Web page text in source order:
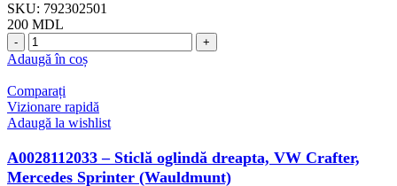
SKU: 792302501
200 MDL
Cantitate
A0018228920
Lampă
semnalizare
oglindă
stânga,
Mercedes
Sprinter,
Adaugă în coș
Comparați
Vizionare rapidă
Adaugă la wishlist
A0028112033 – Sticlă oglindă dreapta, VW Crafter,
Mercedes Sprinter (Wauldmunt)